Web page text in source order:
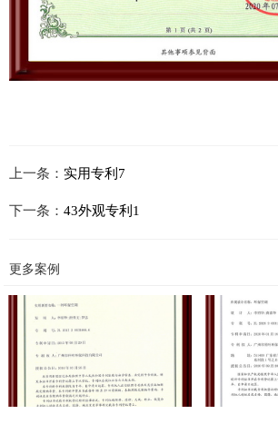
上一条：实用专利7
下一条：43外观专利1
更多案例